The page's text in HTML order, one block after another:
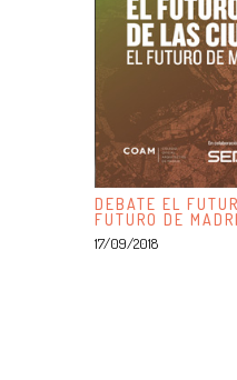
DEBATE EL
FUTURO DE
17/09/2018